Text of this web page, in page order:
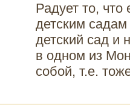
Радует то, что
детским
детский сад и
в одном из
собой, т.е.